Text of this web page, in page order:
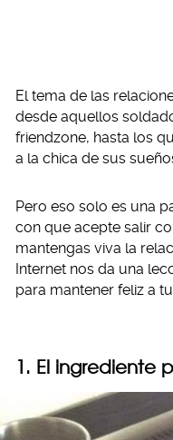
El tema de las
desde aquellos
friendzone, hasta los
a la chica de sus
Pero eso solo es una
con que acepte salir
mantengas viva la
Internet nos da una
para mantener feliz a
1. El ingrediente